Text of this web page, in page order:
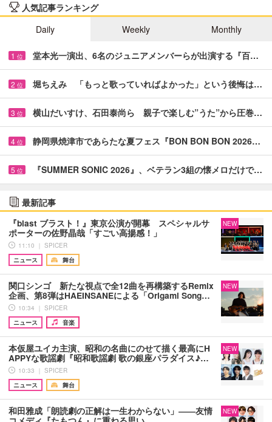
人気記事ランキング
Daily
Weekly Monthly
1 位 堂本光一演出、6名のジュニアメンバーらが出演する『百…
2 位 堀ちえみ 「もっと歌っていればよかった」という後悔は…
3 位 横山だいすけ、石田泰尚ら 親子で楽しむ”うた”から圧巻…
4 位 静岡県焼津市であらたな夏フェス『BON BON BON 2026…
5 位 『SUMMER SONIC 2026』、ベテラン3組の懐メロだけで…
最新記事
『blast ブラスト！』東京公演が開幕 スペシャルサ
ポーターの佐野晶哉「すごい高揚感！」
11:10 ｜ SPICER
ニュース
舞台
NEW
関口シンゴ 新たな視点で全12曲を再構築するRemix
企画、第8弾はHAEINSANEによる「Origami Song…
10:34 ｜ SPICER
ニュース
音楽
NEW
本仮屋ユイカ主演、昭和の名曲にのせて描く最高にH
APPYな歌謡劇『昭和歌謡劇 歌の銀座パラダイス♪…
10:33 ｜ SPICER
ニュース
舞台
NEW
和田雅成「朗読劇の正解は一生わからない」――友情
NEW